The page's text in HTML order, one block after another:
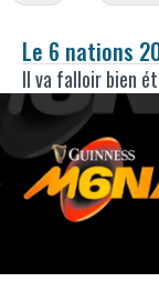
Le 6 nations
Il va falloir bien